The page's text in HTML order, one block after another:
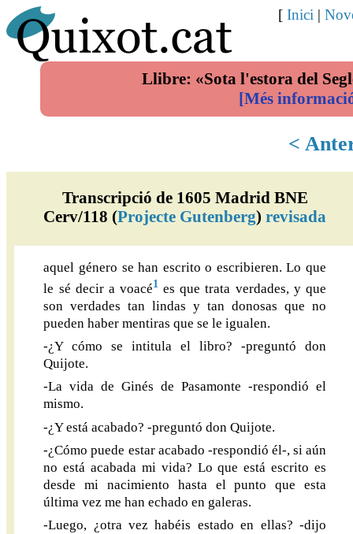
Llibre: «Sota l'estora del
[Més
[ Inici |
<
Transcripció de 1605 Madrid BNE
Cerv/118 (Projecte Gutenberg)revisada
aquel género se han escrito o escribieren. Lo que
le sé decir a voacé1 es que trata verdades, y que
son verdades tan lindas y tan donosas que no
pueden haber mentiras que se le igualen.
-¿Y cómo se intitula el libro? -preguntó don
Quijote.
-La vida de Ginés de Pasamonte -respondió el
mismo.
-¿Y está acabado? -preguntó don Quijote.
-¿Cómo puede estar acabado -respondió él-, si aún
no está acabada mi vida? Lo que está escrito es
desde mi nacimiento hasta el punto que esta
última vez me han echado en galeras.
-Luego, ¿otra vez habéis estado en ellas? -dijo